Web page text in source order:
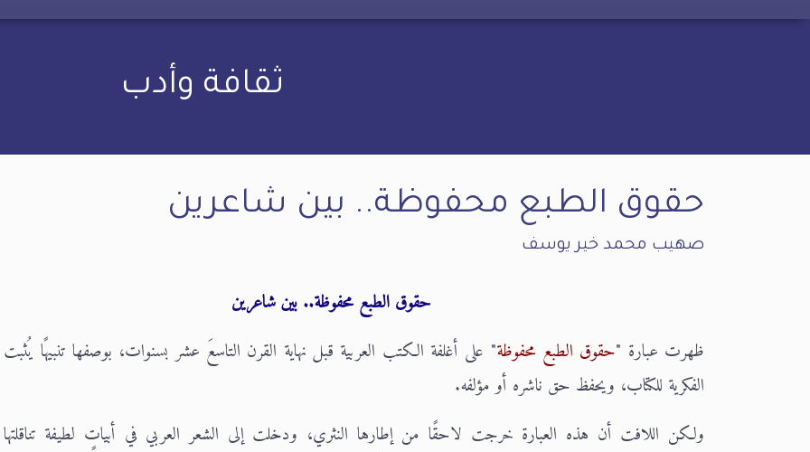
ثقافة وأدب
حقوق الطبع محفوظة.. بين شاعرين
صهيب محمد خير يوسف
حقوق الطبع محفوظة.. بين شاعرين
ظهرت عبارة "حقوق الطبع محفوظة" على أغلفة الكتب العربية قبل نهاية القرن التاسعَ عشر بسنوات، بوصفها تنبيهًا يُثبت
الفكرية للكتاب، ويحفظ حق ناشره أو مؤلفه.
ولكن اللافت أن هذه العبارة خرجت لاحقًا من إطارها النثري، ودخلت إلى الشعر العربي في أبياتٍ لطيفة تناقلتها